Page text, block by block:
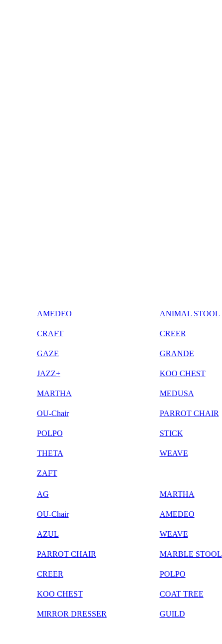
AMEDEO ANIMAL STOOL
CRAFT CREER
GAZE GRANDE
JAZZ+ KOO CHEST
MARTHA MEDUSA
OU-Chair PARROT CHAIR
POLPO STICK
THETA WEAVE
ZAFT
AG MARTHA
OU-Chair AMEDEO
AZUL WEAVE
PARROT CHAIR MARBLE STOOL
CREER POLPO
KOO CHEST COAT TREE
MIRROR DRESSER GUILD